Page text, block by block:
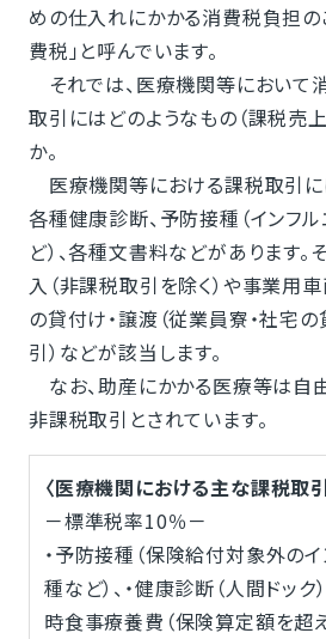
めの仕入れにかかる消費税負担の
費税」と呼んでいます。
それでは、医療機関等において
取引にはどのようなもの（課税売
か。
医療機関等における課税取引に
各種健康診断、予防接種（インフ
ど）、各種文書料などがあります。
入（非課税取引を除く）や事業用
の貸付け・譲渡（従業員寮・社宅
引）などが該当します。
なお、助産にかかる医療等は自
非課税取引とされています。
〈医療機関における主な課税取引
－標準税率10％－
・予防接種（保険給付対象外の
種など）、・健康診断（人間ドック
時食事療養費（保険算定額を超